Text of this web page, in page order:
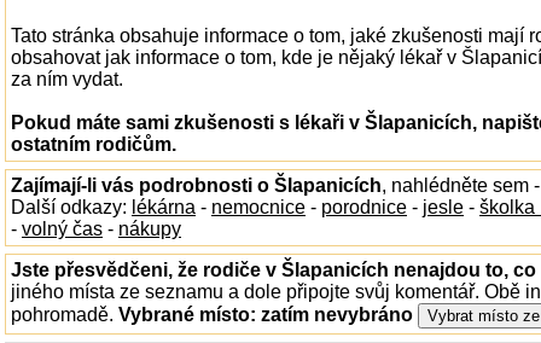
Tato stránka obsahuje informace o tom, jaké zkušenosti mají
obsahovat jak informace o tom, kde je nějaký lékař v
za ním vydat.
Pokud máte sami zkušenosti s lékaři v Šlapanicích,
ostatním rodičům.
Zajímají-li vás podrobnosti o Šlapanicích, nahlédněte sem
Další odkazy: lékárna - nemocnice - porodnice - jesle - školka
- volný čas - nákupy
Jste přesvědčeni, že rodiče v Šlapanicích nenajdou to,
jiného místa ze seznamu a dole připojte svůj komentář. Obě
pohromadě. Vybrané místo: zatím nevybráno